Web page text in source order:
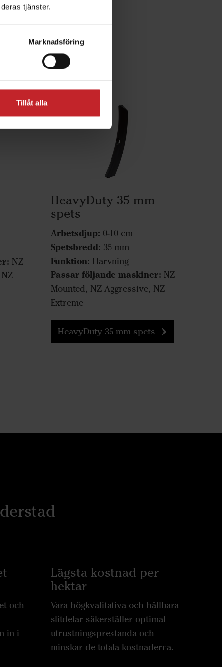
tjänster.
Marknadsföring
Tillåt alla
NZ
HeavyDuty 35 mm
spets
Arbetsdjup: 0-10 cm
Spetsbredd: 35 mm
Funktion: Harvning
Passar följande maskiner: NZ
Mounted, NZ Aggressive, NZ
Extreme
HeavyDuty 35 mm spets
och
in i
Lägsta kostnad per
hektar
Våra högkvalitativa och hållbara
slitdelar säkerställer optimal
utrustningsprestanda och
minskar de totala kostnaderna.